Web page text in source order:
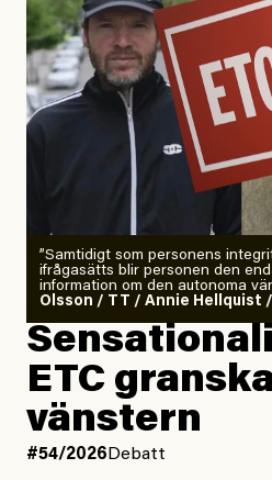
”Samtidigt som personens
ifrågasätts blir personen den
information om den autonoma
Olsson / TT / Annie Hellquist
ETC
vänstern
#54/2026 Debatt